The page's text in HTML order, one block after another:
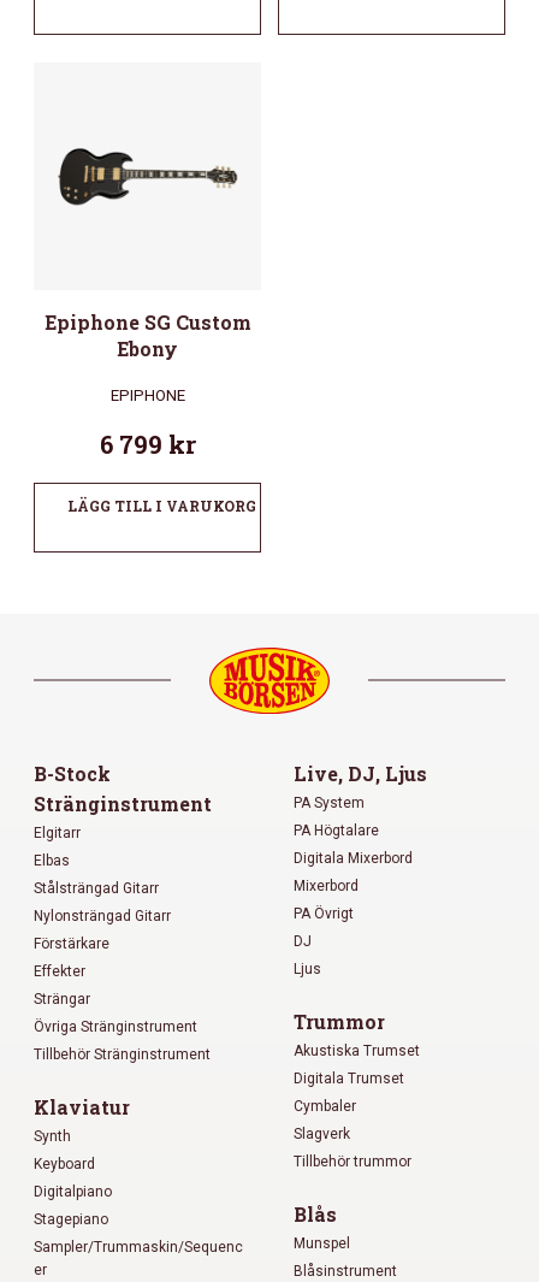
Epiphone SG Custom
Ebony
EPIPHONE
6 799 kr
LÄGG TILL I VARUKORG
B-Stock
Stränginstrument
Elgitarr
Elbas
Stålsträngad Gitarr
Nylonsträngad Gitarr
Förstärkare
Effekter
Strängar
Övriga Stränginstrument
Tillbehör Stränginstrument
Klaviatur
Synth
Keyboard
Digitalpiano
Stagepiano
Sampler/Trummaskin/Sequenc
er
Live, DJ, Ljus
PA System
PA Högtalare
Digitala Mixerbord
Mixerbord
PA Övrigt
DJ
Ljus
Trummor
Akustiska Trumset
Digitala Trumset
Cymbaler
Slagverk
Tillbehör trummor
Blås
Munspel
Blåsinstrument